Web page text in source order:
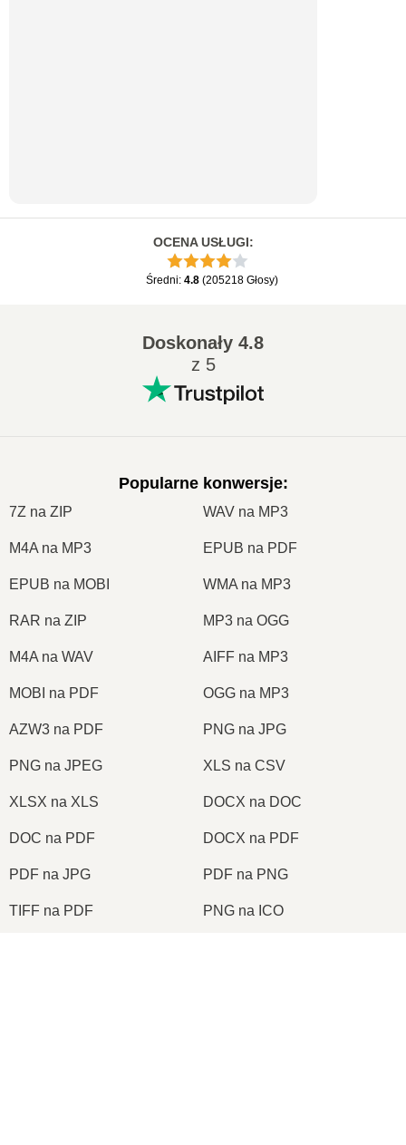
OCENA USŁUGI:
Średni: 4.8 (205218 Głosy)
Doskonały 4.8
z 5
Popularne konwersje:
7Z na ZIP WAV na MP3
M4A na MP3 EPUB na PDF
EPUB na MOBI WMA na MP3
RAR na ZIP MP3 na OGG
M4A na WAV AIFF na MP3
MOBI na PDF OGG na MP3
AZW3 na PDF PNG na JPG
PNG na JPEG XLS na CSV
XLSX na XLS DOCX na DOC
DOC na PDF DOCX na PDF
PDF na JPG PDF na PNG
TIFF na PDF PNG na ICO